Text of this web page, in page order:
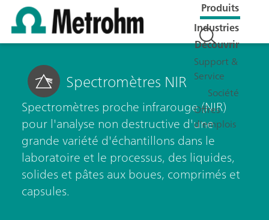
Produits
Industries
Découvrir
Support &
Service
Société
Offres
d'emplois
Spectromètres NIR
Spectromètres proche infrarouge (NIR)
pour l'analyse non destructive d'une
grande variété d'échantillons dans le
laboratoire et le processus, des liquides,
solides et pâtes aux boues, comprimés et
capsules.